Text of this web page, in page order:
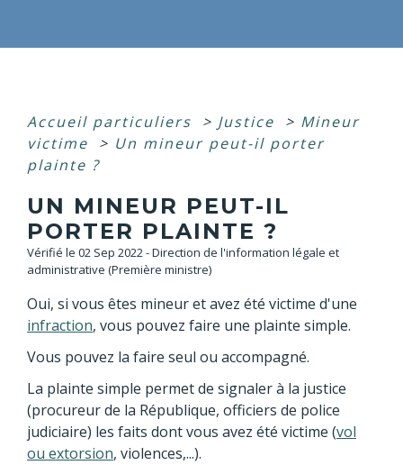
Accueil particuliers > Justice > Mineur
victime
> Un mineur peut-il porter
plainte ?
UN MINEUR PEUT-IL
PORTER PLAINTE ?
Vérifié le 02 Sep 2022 - Direction de l'information légale et
administrative (Première ministre)
Oui, si vous êtes mineur et avez été victime d'une
infraction, vous pouvez faire une plainte simple.
Vous pouvez la faire seul ou accompagné.
La plainte simple permet de signaler à la justice
(procureur de la République, officiers de police
judiciaire) les faits dont vous avez été victime (vol
ou extorsion, violences,...).